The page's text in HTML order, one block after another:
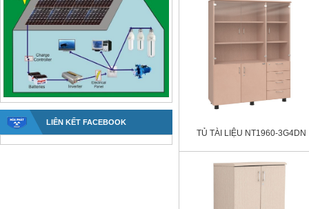
LIÊN KẾT FACEBOOK
TỦ TÀI LIỆU NT1960-3G4DN